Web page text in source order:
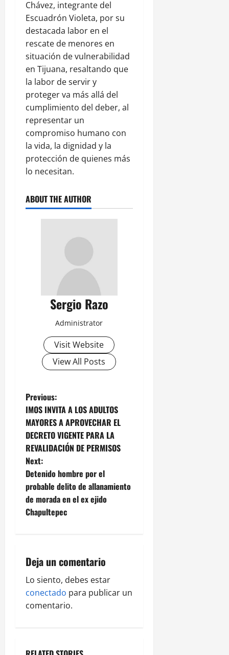
Chávez, integrante del
Escuadrón Violeta, por su
destacada labor en el
rescate de menores en
situación de vulnerabilidad
en Tijuana, resaltando que
la labor de servir y
proteger va más allá del
cumplimiento del deber, al
representar un
compromiso humano con
la vida, la dignidad y la
protección de quienes más
lo necesitan.
ABOUT THE AUTHOR
Sergio Razo
Administrator
Visit Website
View All Posts
P
o
s
t
n
a
g
a
t
Previous:
IMOS INVITA A LOS ADULTOS
MAYORES A APROVECHAR EL
DECRETO VIGENTE PARA LA
REVALIDACIÓN DE PERMISOS
Next:
Detenido hombre por el
probable delito de allanamiento
de morada en el ex ejido
Chapultepec
Deja un comentario
Lo siento, debes estar
conectado para publicar un
comentario.